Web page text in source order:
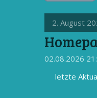
2. August
02.08.2026
letzte